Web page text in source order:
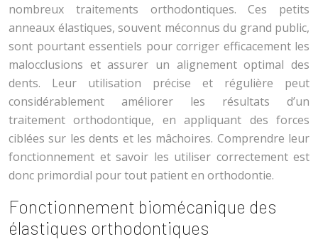
nombreux traitements orthodontiques. Ces petits
anneaux élastiques, souvent méconnus du grand public,
sont pourtant essentiels pour corriger efficacement les
malocclusions et assurer un alignement optimal des
dents. Leur utilisation précise et régulière peut
considérablement améliorer les résultats d’un
traitement orthodontique, en appliquant des forces
ciblées sur les dents et les mâchoires. Comprendre leur
fonctionnement et savoir les utiliser correctement est
donc primordial pour tout patient en orthodontie.
Fonctionnement biomécanique des
élastiques orthodontiques